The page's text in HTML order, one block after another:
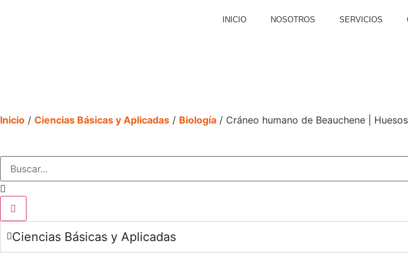
INICIO NOSOTROS SERVICIOS
Inicio / Ciencias Básicas y Aplicadas / Biología / Cráneo humano de Beauchene |
Ciencias Básicas y Aplicadas